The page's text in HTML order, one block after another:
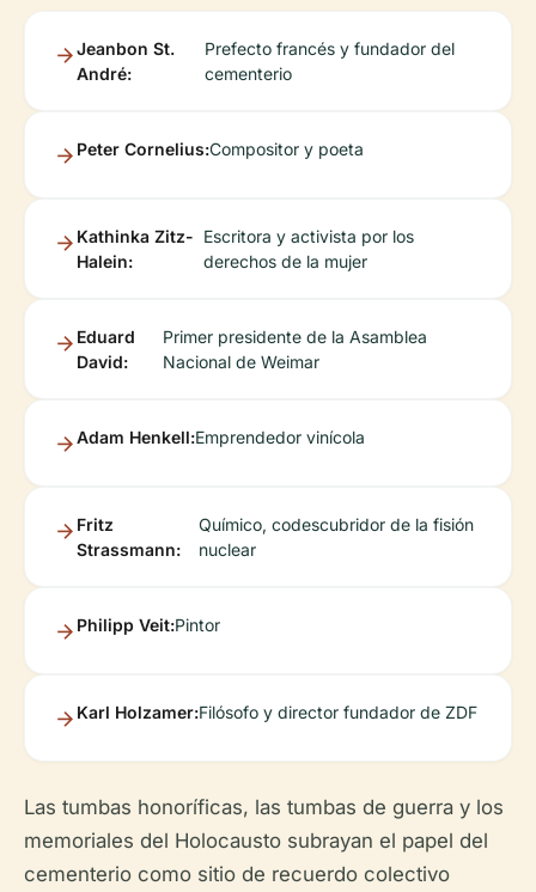
Jeanbon St.
André:
Prefecto francés y fundador del
cementerio
Peter Cornelius:Compositor y poeta
Kathinka Zitz-
Halein:
Escritora y activista por los
derechos de la mujer
Eduard
David:
Primer presidente de la Asamblea
Nacional de Weimar
Adam Henkell:Emprendedor vinícola
Fritz
Strassmann:
Químico, codescubridor de la fisión
nuclear
Philipp Veit:Pintor
Karl Holzamer:Filósofo y director fundador de ZDF
Las tumbas honoríficas, las tumbas de guerra y los
memoriales del Holocausto subrayan el papel del
cementerio como sitio de recuerdo colectivo